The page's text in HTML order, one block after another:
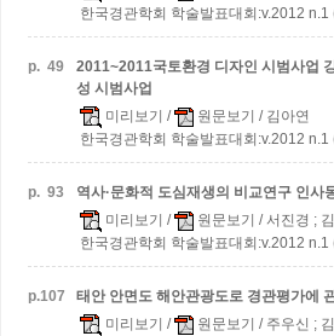
한국경관학회 학술발표대회:v.2012
p. 49 2011~2011국토환경 디자인 시범사업
성 시범사업
미리보기 / 원문보기 / 김아연
한국경관학회 학술발표대회:v.2012
p. 93 역사·문화적 도심재생의 비교연구 인사
미리보기 / 원문보기 / 서진경 ;
한국경관학회 학술발표대회:v.2012
p.107
태안 안면도 해안관광도로 경관평가에
미리보기 / 원문보기 / 주우신 ;